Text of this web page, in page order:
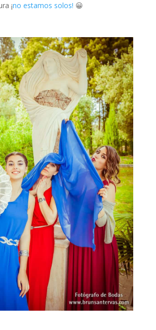
¡no estamos solos! 😀